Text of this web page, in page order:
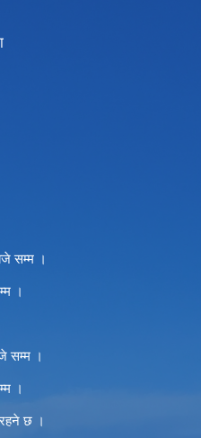
सम्म ।
।
सम्म ।
।
रहने छ ।